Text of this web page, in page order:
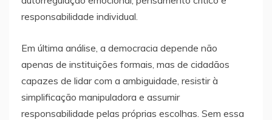
responsabilidade individual.
Em última análise, a democracia depende não
apenas de instituições formais, mas de cidadãos
capazes de lidar com a ambiguidade, resistir à
simplificação manipuladora e assumir
responsabilidade pelas próprias escolhas. Sem essa